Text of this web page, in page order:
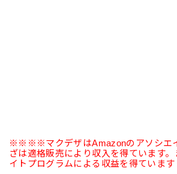
※※※※マクデザはAmazonのアソシエ
ざは適格販売により収入を得ています
イトプログラムによる収益を得てい